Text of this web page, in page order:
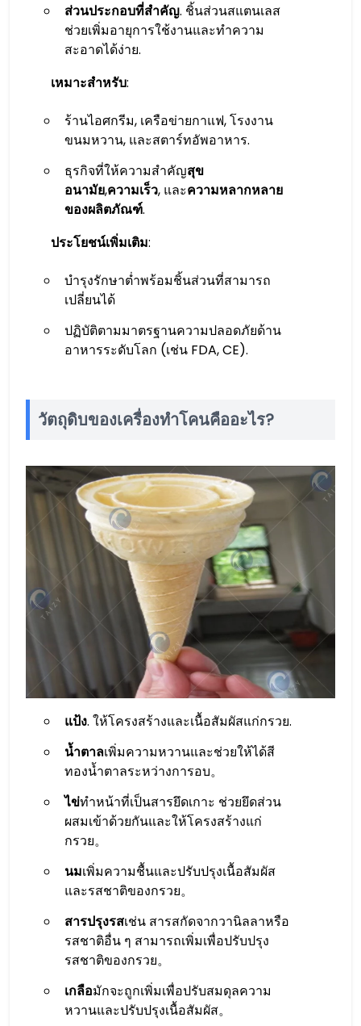
ส่วนประกอบที่สำคัญ. ชิ้นส่วนสแตนเลส
ช่วยเพิ่มอายุการใช้งานและทำความ
สะอาดได้ง่าย.
เหมาะสำหรับ:
ร้านไอศกรีม, เครือข่ายกาแฟ, โรงงาน
ขนมหวาน, และสตาร์ทอัพอาหาร.
ธุรกิจที่ให้ความสำคัญสุข
อนามัย,ความเร็ว, และความหลากหลาย
ของผลิตภัณฑ์.
ประโยชน์เพิ่มเติม:
บำรุงรักษาต่ำพร้อมชิ้นส่วนที่สามารถ
เปลี่ยนได้
ปฏิบัติตามมาตรฐานความปลอดภัยด้าน
อาหารระดับโลก (เช่น FDA, CE).
วัตถุดิบของเครื่องทำโคนคืออะไร?
แป้ง. ให้โครงสร้างและเนื้อสัมผัสแก่กรวย.
น้ำตาลเพิ่มความหวานและช่วยให้ได้สี
ทองน้ำตาลระหว่างการอบ。
ไข่ทำหน้าที่เป็นสารยึดเกาะ ช่วยยึดส่วน
ผสมเข้าด้วยกันและให้โครงสร้างแก่
กรวย。
นมเพิ่มความชื้นและปรับปรุงเนื้อสัมผัส
และรสชาติของกรวย。
สารปรุงรสเช่น สารสกัดจากวานิลลาหรือ
รสชาติอื่น ๆ สามารถเพิ่มเพื่อปรับปรุง
รสชาติของกรวย。
เกลือมักจะถูกเพิ่มเพื่อปรับสมดุลความ
หวานและปรับปรุงเนื้อสัมผัส。